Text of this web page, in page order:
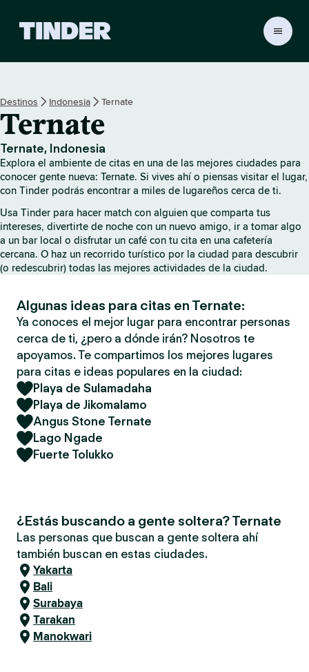
o
i
n
d
r
Destinos Indonesia Ternate
Ternate
Ternate, Indonesia
Explora el ambiente de citas en una de las mejores ciudades para
conocer gente nueva: Ternate. Si vives ahí o piensas visitar el lugar,
con Tinder podrás encontrar a miles de lugareños cerca de ti.
Usa Tinder para hacer match con alguien que comparta tus
intereses, divertirte de noche con un nuevo amigo, ir a tomar algo
a un bar local o disfrutar un café con tu cita en una cafetería
cercana. O haz un recorrido turístico por la ciudad para descubrir
(o redescubrir) todas las mejores actividades de la ciudad.
Algunas ideas para citas en Ternate:
Ya conoces el mejor lugar para encontrar personas
cerca de ti, ¿pero a dónde irán? Nosotros te
apoyamos. Te compartimos los mejores lugares
para citas e ideas populares en la ciudad:
Playa de Sulamadaha
Playa de Jikomalamo
Angus Stone Ternate
Lago Ngade
Fuerte Tolukko
¿Estás buscando a gente soltera? Ternate
Las personas que buscan a gente soltera ahí
también buscan en estas ciudades.
Yakarta
Bali
Surabaya
Tarakan
Manokwari